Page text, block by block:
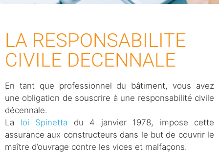
LA RESPONSABILITE
CIVILE DECENNALE
En tant que professionnel du bâtiment, vous avez
une obligation de souscrire à une responsabilité civile
décennale.
La loi Spinetta du 4 janvier 1978, impose cette
assurance aux constructeurs dans le but de couvrir le
maître d’ouvrage contre les vices et malfaçons.